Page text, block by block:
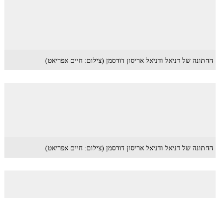
החתונה של דניאל ודניאל אריסון דורסמן (צילום: חיים אפריאט)
החתונה של דניאל ודניאל אריסון דורסמן (צילום: חיים אפריאט)